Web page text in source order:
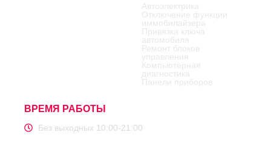
Автоэлектрика
Отключение функции
иммобилайзера
Привязка ключа
автомобиля
Ремонт блоков
управления
Компьютерная
диагностика
Панели приборов
ВРЕМЯ РАБОТЫ
Без выходных 10:00-21:00